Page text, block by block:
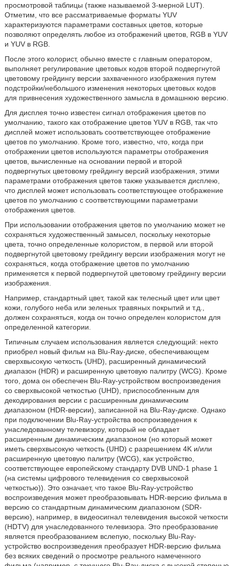
просмотровой таблицы (также называемой 3-мерной LUT).
Отметим, что все рассматриваемые форматы YUV
характеризуются параметрами составных цветов, которые
позволяют определять любое из отображений цветов, RGB в YUV
и YUV в RGB.
После этого колорист, обычно вместе с главным оператором,
выполняет регулирование цветовых кодов второй подвергнутой
цветовому грейдингу версии захваченного изображения путем
подстройки/небольшого изменения некоторых цветовых кодов
для привнесения художественного замысла в домашнюю версию.
Для дисплея точно известен сигнал отображения цветов по
умолчанию, такого как отображение цветов YUV в RGB, так что
дисплей может использовать соответствующее отображение
цветов по умолчанию. Кроме того, известно, что, когда при
отображении цветов используются параметры отображения
цветов, вычисленные на основании первой и второй
подвергнутых цветовому грейдингу версий изображения, этими
параметрами отображения цветов также указывается дисплею,
что дисплей может использовать соответствующее отображение
цветов по умолчанию с соответствующими параметрами
отображения цветов.
При использовании отображения цветов по умолчанию может не
сохраняться художественный замысел, поскольку некоторые
цвета, точно определенные колористом, в первой или второй
подвергнутой цветовому грейдингу версии изображения могут не
сохраняться, когда отображение цветов по умолчанию
применяется к первой подвергнутой цветовому грейдингу версии
изображения.
Например, стандартный цвет, такой как телесный цвет или цвет
кожи, голубого неба или зеленых травяных покрытий и т.д.,
должен сохраняться, когда он точно определен колористом для
определенной категории.
Типичным случаем использования является следующий: некто
приобрел новый фильм на Blu-Ray-диске, обеспечивающем
сверхвысокую четкость (UHD), расширенный динамический
диапазон (HDR) и расширенную цветовую палитру (WCG). Кроме
того, дома он обеспечен Blu-Ray-устройством воспроизведения
со сверхвысокой четкостью (UHD), приспособленным для
декодирования версии с расширенным динамическим
диапазоном (HDR-версии), записанной на Blu-Ray-диске. Однако
при подключении Blu-Ray-устройства воспроизведения к
унаследованному телевизору, который не обладает
расширенным динамическим диапазоном (но который может
иметь сверхвысокую четкость (UHD) с разрешением 4K и/или
расширенную цветовую палитру (WCG), как устройство,
соответствующее европейскому стандарту DVB UND-1 phase 1
(на системы цифрового телевидения со сверхвысокой
четкостью)). Это означает, что такое Blu-Ray-устройство
воспроизведения может преобразовывать HDR-версию фильма в
версию со стандартным динамическим диапазоном (SDR-
версию), например, в видеосигнал телевидения высокой четкости
(HDTV) для унаследованного телевизора. Это преобразование
является преобразованием вслепую, поскольку Blu-Ray-
устройство воспроизведения преобразует HDR-версию фильма
без всяких сведений о просмотре реального намеченного